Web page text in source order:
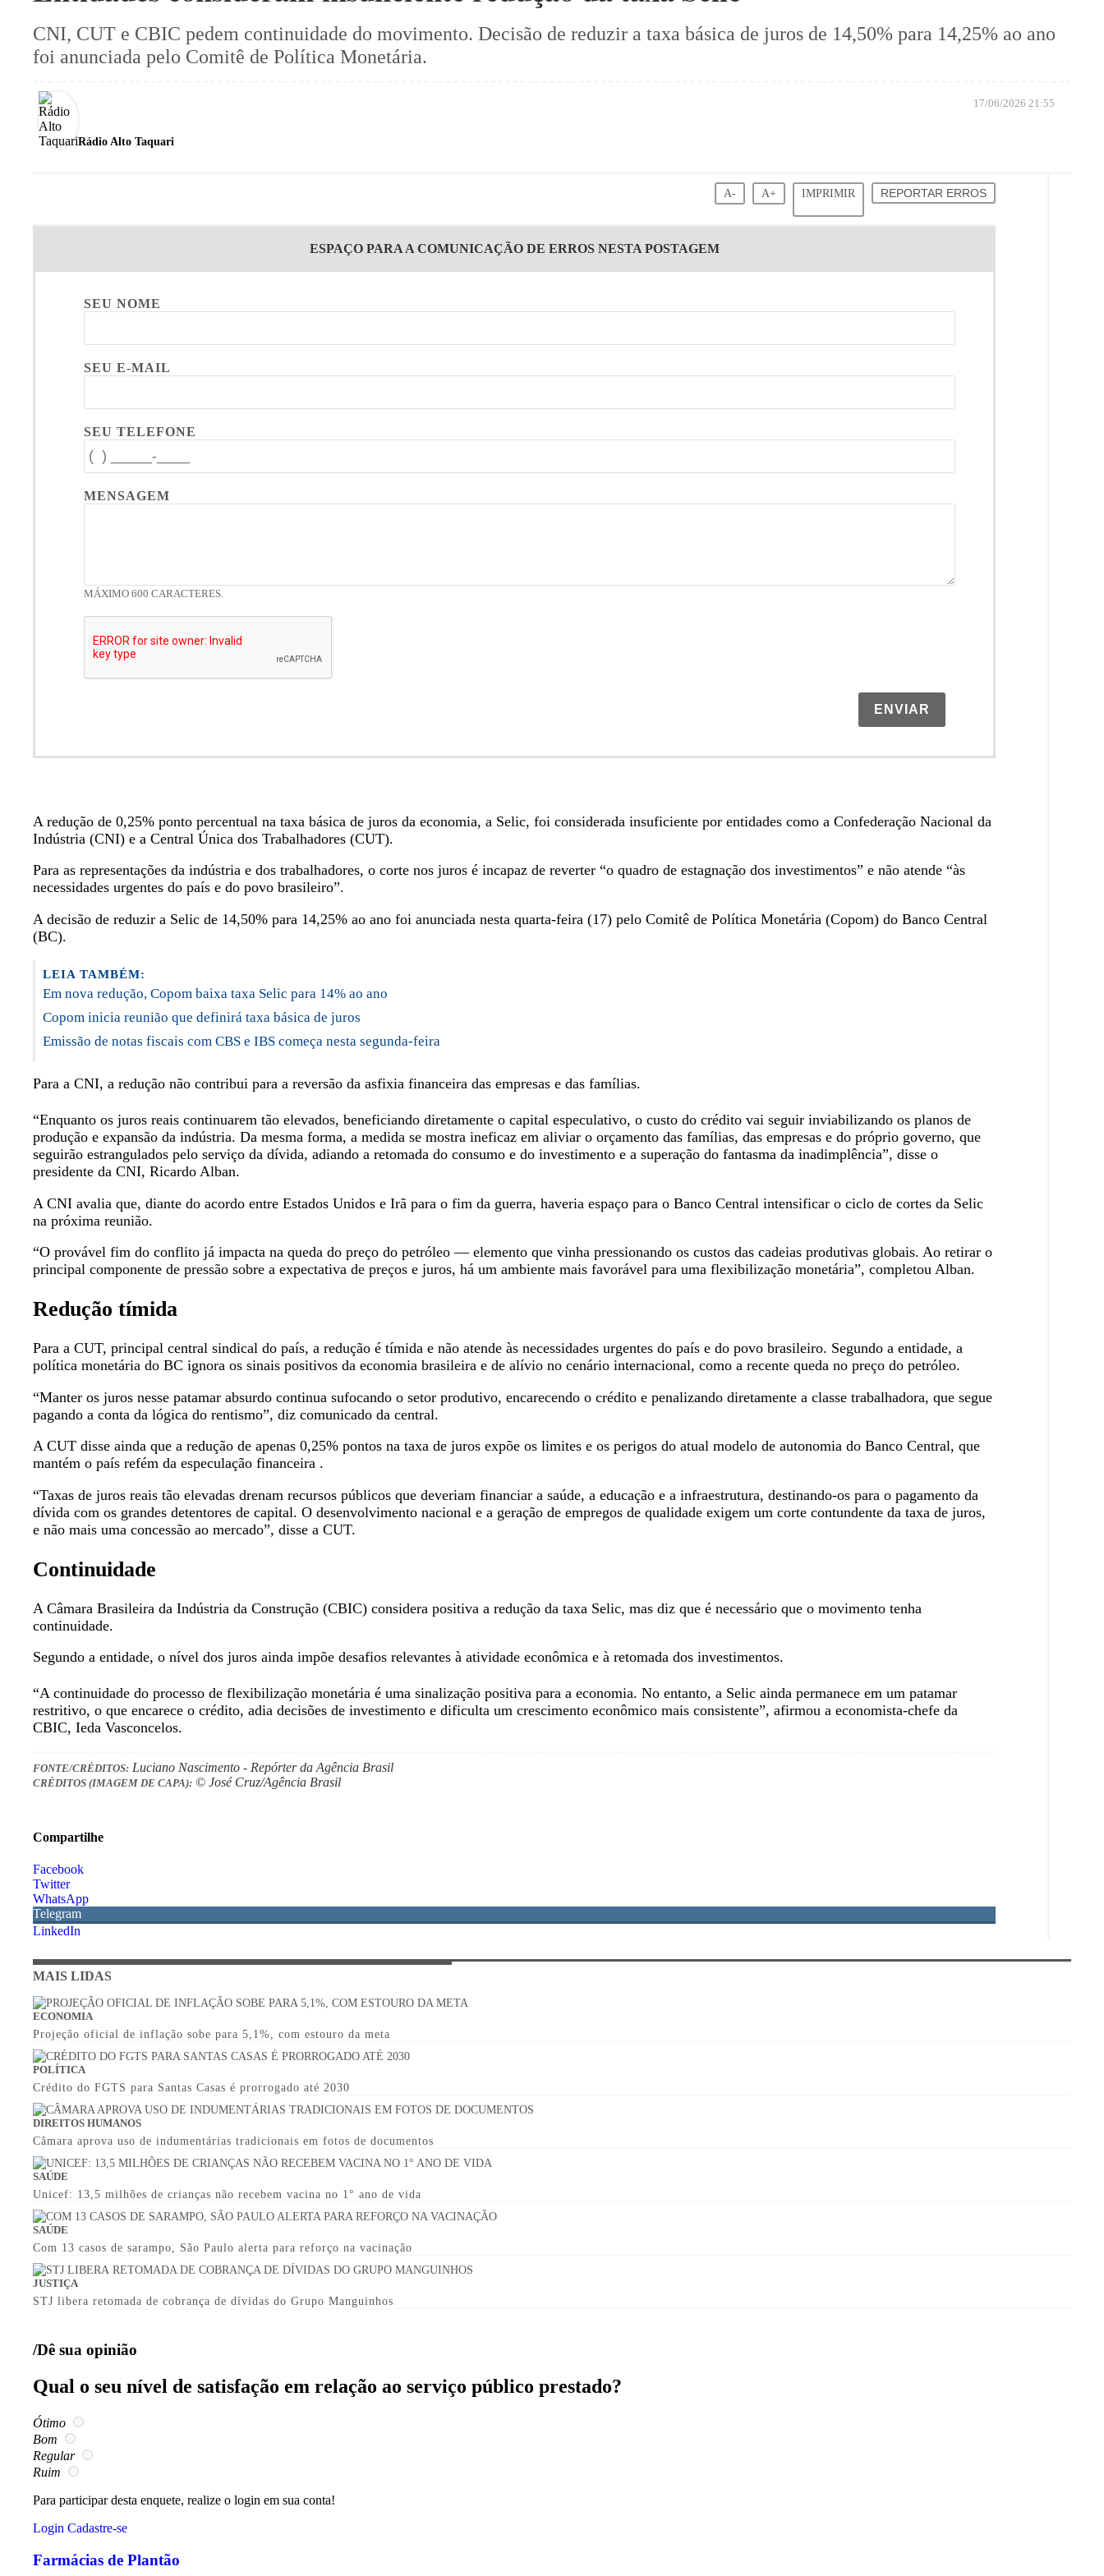
CNI, CUT e CBIC pedem continuidade do movimento. Decisão de reduzir a taxa básica de juros de 14,50% para 14,25% ao ano
foi anunciada pelo Comitê de Política Monetária.
Rádio Alto Taquari
17/06/2026 21:55
A- A+ IMPRIMIR REPORTAR ERROS
ESPAÇO PARA A COMUNICAÇÃO DE ERROS NESTA POSTAGEM
SEU NOME
SEU E-MAIL
SEU TELEFONE
MENSAGEM
MÁXIMO 600 CARACTERES.
ENVIAR
A redução de 0,25% ponto percentual na taxa básica de juros da economia, a Selic, foi considerada insuficiente por entidades como a Confederação Nacional da
Indústria (CNI) e a Central Única dos Trabalhadores (CUT).
Para as representações da indústria e dos trabalhadores, o corte nos juros é incapaz de reverter “o quadro de estagnação dos investimentos” e não atende “às
necessidades urgentes do país e do povo brasileiro”.
A decisão de reduzir a Selic de 14,50% para 14,25% ao ano foi anunciada nesta quarta-feira (17) pelo Comitê de Política Monetária (Copom) do Banco Central
(BC).
LEIA TAMBÉM:
Em nova redução, Copom baixa taxa Selic para 14% ao ano
Copom inicia reunião que definirá taxa básica de juros
Emissão de notas fiscais com CBS e IBS começa nesta segunda-feira
Para a CNI, a redução não contribui para a reversão da asfixia financeira das empresas e das famílias.
“Enquanto os juros reais continuarem tão elevados, beneficiando diretamente o capital especulativo, o custo do crédito vai seguir inviabilizando os planos de
produção e expansão da indústria. Da mesma forma, a medida se mostra ineficaz em aliviar o orçamento das famílias, das empresas e do próprio governo, que
seguirão estrangulados pelo serviço da dívida, adiando a retomada do consumo e do investimento e a superação do fantasma da inadimplência”, disse o
presidente da CNI, Ricardo Alban.
A CNI avalia que, diante do acordo entre Estados Unidos e Irã para o fim da guerra, haveria espaço para o Banco Central intensificar o ciclo de cortes da Selic
na próxima reunião.
“O provável fim do conflito já impacta na queda do preço do petróleo — elemento que vinha pressionando os custos das cadeias produtivas globais. Ao retirar o
principal componente de pressão sobre a expectativa de preços e juros, há um ambiente mais favorável para uma flexibilização monetária”, completou Alban.
Redução tímida
Para a CUT, principal central sindical do país, a redução é tímida e não atende às necessidades urgentes do país e do povo brasileiro. Segundo a entidade, a
política monetária do BC ignora os sinais positivos da economia brasileira e de alívio no cenário internacional, como a recente queda no preço do petróleo.
“Manter os juros nesse patamar absurdo continua sufocando o setor produtivo, encarecendo o crédito e penalizando diretamente a classe trabalhadora, que segue
pagando a conta da lógica do rentismo”, diz comunicado da central.
A CUT disse ainda que a redução de apenas 0,25% pontos na taxa de juros expõe os limites e os perigos do atual modelo de autonomia do Banco Central, que
mantém o país refém da especulação financeira .
“Taxas de juros reais tão elevadas drenam recursos públicos que deveriam financiar a saúde, a educação e a infraestrutura, destinando-os para o pagamento da
dívida com os grandes detentores de capital. O desenvolvimento nacional e a geração de empregos de qualidade exigem um corte contundente da taxa de juros,
e não mais uma concessão ao mercado”, disse a CUT.
Continuidade
A Câmara Brasileira da Indústria da Construção (CBIC) considera positiva a redução da taxa Selic, mas diz que é necessário que o movimento tenha
continuidade.
Segundo a entidade, o nível dos juros ainda impõe desafios relevantes à atividade econômica e à retomada dos investimentos.
“A continuidade do processo de flexibilização monetária é uma sinalização positiva para a economia. No entanto, a Selic ainda permanece em um patamar
restritivo, o que encarece o crédito, adia decisões de investimento e dificulta um crescimento econômico mais consistente”, afirmou a economista-chefe da
CBIC, Ieda Vasconcelos.
FONTE/CRÉDITOS: Luciano Nascimento - Repórter da Agência Brasil
CRÉDITOS (IMAGEM DE CAPA): © José Cruz/Agência Brasil
Compartilhe
Facebook
Twitter
WhatsApp
Telegram
LinkedIn
MAIS LIDAS
ECONOMIA
Projeção oficial de inflação sobe para 5,1%, com estouro da meta
POLÍTICA
Crédito do FGTS para Santas Casas é prorrogado até 2030
DIREITOS HUMANOS
Câmara aprova uso de indumentárias tradicionais em fotos de documentos
SAÚDE
Unicef: 13,5 milhões de crianças não recebem vacina no 1° ano de vida
SAÚDE
Com 13 casos de sarampo, São Paulo alerta para reforço na vacinação
JUSTIÇA
STJ libera retomada de cobrança de dívidas do Grupo Manguinhos
/Dê sua opinião
Qual o seu nível de satisfação em relação ao serviço público prestado?
Ótimo
Bom
Regular
Ruim
Para participar desta enquete, realize o login em sua conta!
Login Cadastre-se
Farmácias de Plantão